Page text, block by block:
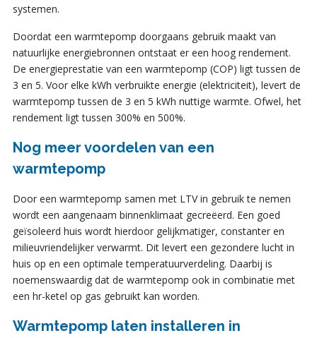
systemen.
Doordat een warmtepomp doorgaans gebruik maakt van
natuurlijke energiebronnen ontstaat er een hoog rendement.
De energieprestatie van een warmtepomp (COP) ligt tussen de
3 en 5. Voor elke kWh verbruikte energie (elektriciteit), levert de
warmtepomp tussen de 3 en 5 kWh nuttige warmte. Ofwel, het
rendement ligt tussen 300% en 500%.
Nog meer voordelen van een
warmtepomp
Door een warmtepomp samen met LTV in gebruik te nemen
wordt een aangenaam binnenklimaat gecreëerd. Een goed
geïsoleerd huis wordt hierdoor gelijkmatiger, constanter en
milieuvriendelijker verwarmt. Dit levert een gezondere lucht in
huis op en een optimale temperatuurverdeling. Daarbij is
noemenswaardig dat de warmtepomp ook in combinatie met
een hr-ketel op gas gebruikt kan worden.
Warmtepomp laten installeren in